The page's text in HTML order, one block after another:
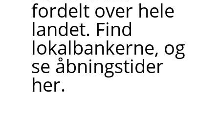
fordelt over hele
landet. Find
lokalbankerne, og
se åbningstider
her.